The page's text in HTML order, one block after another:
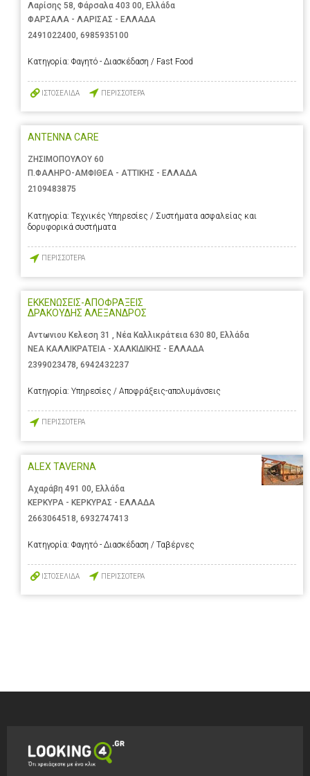
Λαρίσης 58, Φάρσαλα 403 00, Ελλάδα
ΦΑΡΣΑΛΑ - ΛΑΡΙΣΑΣ - ΕΛΛΑΔΑ
2491022400, 6985935100
Κατηγορία: Φαγητό - Διασκέδαση / Fast Food
ΙΣΤΟΣΕΛΙΔΑ ΠΕΡΙΣΣΟΤΕΡΑ
ANTENNA CARE
ΖΗΣΙΜΟΠΟΥΛΟΥ 60
Π.ΦΑΛΗΡΟ-ΑΜΦΙΘΕΑ - ΑΤΤΙΚΗΣ - ΕΛΛΑΔΑ
2109483875
Κατηγορία: Τεχνικές Υπηρεσίες / Συστήματα ασφαλείας και
δορυφορικά συστήματα
ΠΕΡΙΣΣΟΤΕΡΑ
ΕΚΚΕΝΩΣΕΙΣ-ΑΠΟΦΡΑΞΕΙΣ
ΔΡΑΚΟΥΔΗΣ ΑΛΕΞΑΝΔΡΟΣ
Αντωνιου Κελεση 31 , Νέα Καλλικράτεια 630 80, Ελλάδα
ΝΕΑ ΚΑΛΛΙΚΡΑΤΕΙΑ - ΧΑΛΚΙΔΙΚΗΣ - ΕΛΛΑΔΑ
2399023478 6942432237
Κατηγορία: Υπηρεσίες / Αποφράξεις-απολυμάνσεις
ΠΕΡΙΣΣΟΤΕΡΑ
ALEX TAVERNA
Αχαράβη 491 00, Ελλάδα
ΚΕΡΚΥΡΑ - ΚΕΡΚΥΡΑΣ - ΕΛΛΑΔΑ
2663064518, 6932747413
Κατηγορία: Φαγητό - Διασκέδαση / Ταβέρνες
ΙΣΤΟΣΕΛΙΔΑ ΠΕΡΙΣΣΟΤΕΡΑ